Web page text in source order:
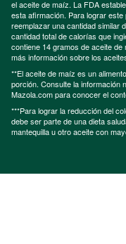
el aceite de maíz. La FDA
esta afirmación. Para lograr
reemplazar una cantidad similar
cantidad total de calorías que
contiene 14 gramos de aceite
más información sobre los
**El aceite de maíz es un
porción. Consulte la información
Mazola.com para conocer el
***Para lograr la reducción del
debe ser parte de una dieta
mantequilla u otro aceite con